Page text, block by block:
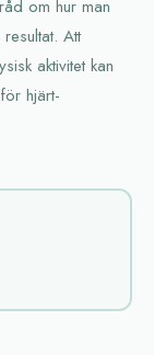
om hur man
Att
aktivitet kan
hjärt-